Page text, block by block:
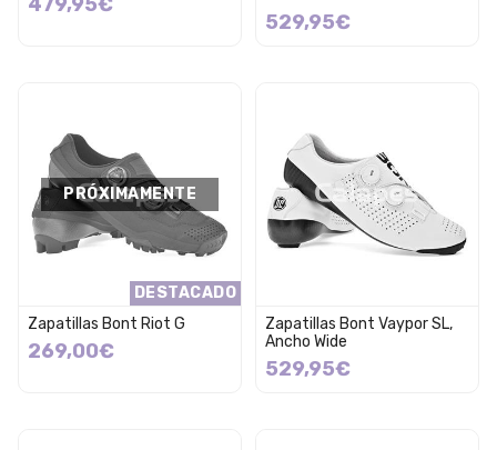
529,95€
DESTACADO
PRÓXIMAMENTE
Zapatillas Bont Riot G
269,00€
Zapatillas Bont Vaypor SL,
Ancho Wide
529,95€